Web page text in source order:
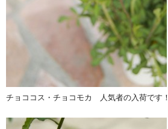
チョココス・チョコモカ 人気者の入荷です！